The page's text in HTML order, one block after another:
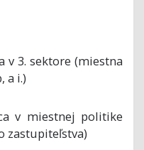
v 3. sektore (miestna
a i.)
v miestnej politike
zastupiteľstva)